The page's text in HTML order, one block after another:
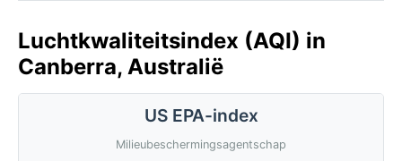
Luchtkwaliteitsindex (AQI) in
Canberra, Australië
US EPA-index
Milieubeschermingsagentschap